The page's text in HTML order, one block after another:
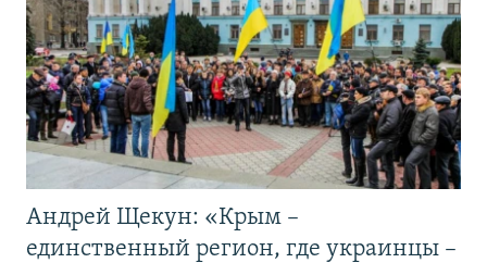
Андрей Щекун: «Крым –
единственный регион, где украинцы –